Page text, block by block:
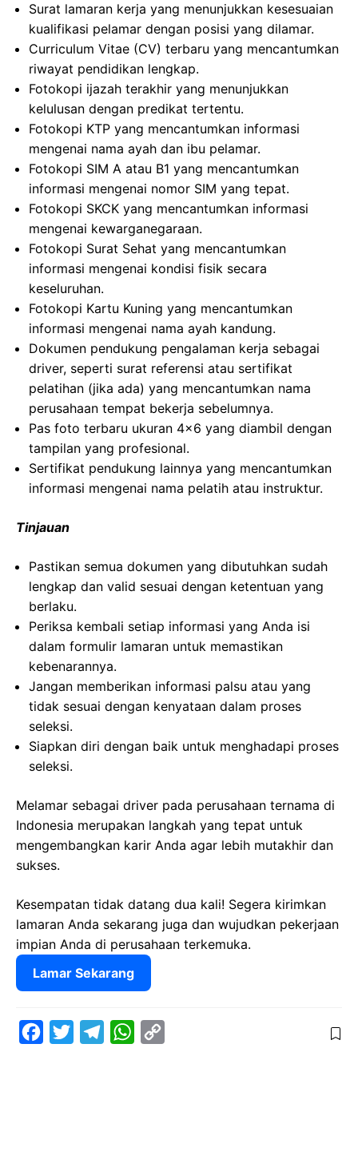
Surat lamaran kerja yang menunjukkan kesesuaian
kualifikasi pelamar dengan posisi yang dilamar.
Curriculum Vitae (CV) terbaru yang mencantumkan
riwayat pendidikan lengkap.
Fotokopi ijazah terakhir yang menunjukkan
kelulusan dengan predikat tertentu.
Fotokopi KTP yang mencantumkan informasi
mengenai nama ayah dan ibu pelamar.
Fotokopi SIM A atau B1 yang mencantumkan
informasi mengenai nomor SIM yang tepat.
Fotokopi SKCK yang mencantumkan informasi
mengenai kewarganegaraan.
Fotokopi Surat Sehat yang mencantumkan
informasi mengenai kondisi fisik secara
keseluruhan.
Fotokopi Kartu Kuning yang mencantumkan
informasi mengenai nama ayah kandung.
Dokumen pendukung pengalaman kerja sebagai
driver, seperti surat referensi atau sertifikat
pelatihan (jika ada) yang mencantumkan nama
perusahaan tempat bekerja sebelumnya.
Pas foto terbaru ukuran 4×6 yang diambil dengan
tampilan yang profesional.
Sertifikat pendukung lainnya yang mencantumkan
informasi mengenai nama pelatih atau instruktur.
Tinjauan
Pastikan semua dokumen yang dibutuhkan sudah
lengkap dan valid sesuai dengan ketentuan yang
berlaku.
Periksa kembali setiap informasi yang Anda isi
dalam formulir lamaran untuk memastikan
kebenarannya.
Jangan memberikan informasi palsu atau yang
tidak sesuai dengan kenyataan dalam proses
seleksi.
Siapkan diri dengan baik untuk menghadapi proses
seleksi.
Melamar sebagai driver pada perusahaan ternama di
Indonesia merupakan langkah yang tepat untuk
mengembangkan karir Anda agar lebih mutakhir dan
sukses.
Kesempatan tidak datang dua kali! Segera kirimkan
lamaran Anda sekarang juga dan wujudkan pekerjaan
impian Anda di perusahaan terkemuka.
Lamar Sekarang
W